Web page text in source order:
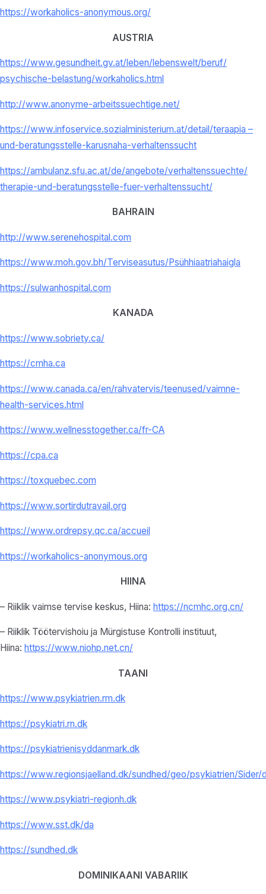
https://workaholics-anonymous.org/
AUSTRIA
https://www.gesundheit.gv.at/ leben/lebenswelt/beruf/
psychische-belastung/workaholics.html
http://www.anonyme-arbeitssuechtige.net/
https://www.infoservice.sozialministerium.at/detail/teraapia –
und-beratungsstelle-karusnaha-verhaltenssucht
https://ambulanz.sfu.ac.at/de/angebote/verhaltenssuechte/
therapie-und-beratungsstelle-fuer-verhaltenssucht/
BAHRAIN
http://www.serenehospital.com
https://www.moh.gov.bh/Terviseasutus/ Psühhiaatriahaigla
https://sulwanhospital.com
KANADA
https://www.sobriety.ca/
https://cmha.ca
https://www.canada.ca/en/rahvatervis/teenused/vaimne-
health-services.html
https://www.wellnesstogether.ca/fr-CA
https://cpa.ca
https://toxquebec.com
https://www.sortirdutravail.org
https://www.ordrepsy.qc.ca/accueil
https://workaholics-anonymous.org
HIINA
– Riiklik vaimse tervise keskus, Hiina: https://ncmhc.org.cn/
– Riiklik Töötervishoiu ja Mürgistuse Kontrolli instituut,
Hiina: https://www.niohp.net.cn/
TAANI
https://www.psykiatrien.rm.dk
https://psykiatri.rn.dk
https://psykiatrienisyddanmark.dk
https://www.regionsjaelland.dk/sundhed/geo/psykiatrien/Sider/
https://www.psykiatri-regionh.dk
https://www.sst.dk/da
https://sundhed.dk
DOMINIKAANI VABARIIK